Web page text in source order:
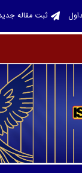
ثبت مقاله